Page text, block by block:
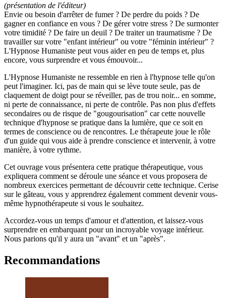
(présentation de l'éditeur)
Envie ou besoin d'arrêter de fumer ? De perdre du poids ? De
gagner en confiance en vous ? De gérer votre stress ? De surmonter
votre timidité ? De faire un deuil ? De traiter un traumatisme ? De
travailler sur votre "enfant intérieur" ou votre "féminin intérieur" ?
L'Hypnose Humaniste peut vous aider en peu de temps et, plus
encore, vous surprendre et vous émouvoir...
L'Hypnose Humaniste ne ressemble en rien à l'hypnose telle qu'on
peut l'imaginer. Ici, pas de main qui se lève toute seule, pas de
claquement de doigt pour se réveiller, pas de trou noir... en somme,
ni perte de connaissance, ni perte de contrôle. Pas non plus d'effets
secondaires ou de risque de "gougourisation" car cette nouvelle
technique d'hypnose se pratique dans la lumière, que ce soit en
termes de conscience ou de rencontres. Le thérapeute joue le rôle
d'un guide qui vous aide à prendre conscience et intervenir, à votre
manière, à votre rythme.
Cet ouvrage vous présentera cette pratique thérapeutique, vous
expliquera comment se déroule une séance et vous proposera de
nombreux exercices permettant de découvrir cette technique. Cerise
sur le gâteau, vous y apprendrez également comment devenir vous-
même hypnothérapeute si vous le souhaitez.
Accordez-vous un temps d'amour et d'attention, et laissez-vous
surprendre en embarquant pour un incroyable voyage intérieur.
Nous parions qu'il y aura un "avant" et un "après".
Recommandations